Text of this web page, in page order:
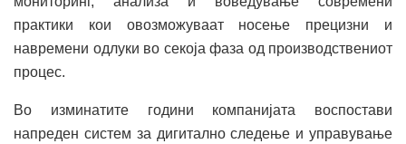
практики кои овозможуваат носење прецизни и
навремени одлуки во секоја фаза од производствениот
процес.
Во изминатите години компанијата воспостави
напреден систем за дигитално следење и управување